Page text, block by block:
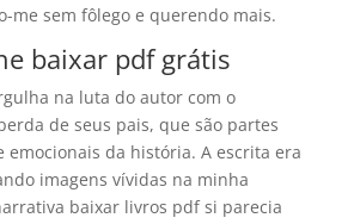
me sem fôlego e querendo mais.
baixar pdf grátis
na luta do autor com o
de seus pais, que são partes
emocionais da história. A escrita era
imagens vívidas na minha
baixar livros pdf si parecia